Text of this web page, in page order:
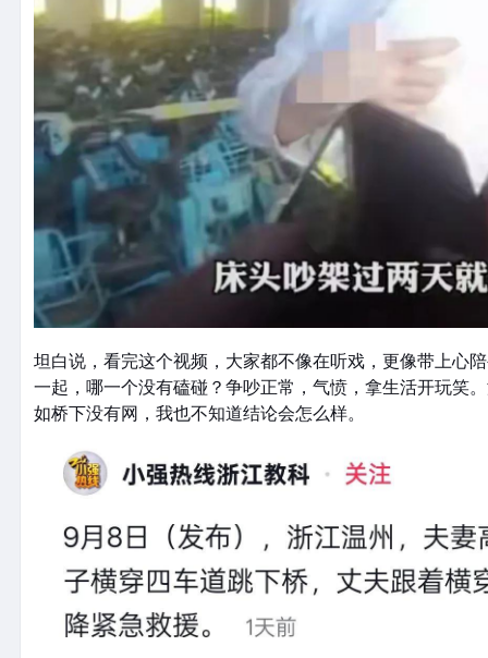
坦白说，看完这个视频，大家都不像在听戏，更像带上心
一起，哪一个没有磕碰？争吵正常，气愤，拿生活开玩笑
如桥下没有网，我也不知道结论会怎么样。